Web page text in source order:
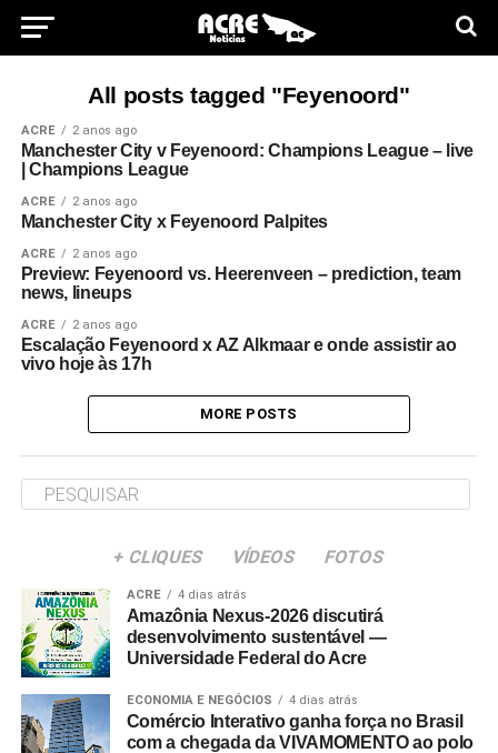
All posts tagged "Feyenoord"
ACRE 2 anos ago
Manchester City v Feyenoord: Champions League – live
| Champions League
ACRE 2 anos ago
Manchester City x Feyenoord Palpites
ACRE 2 anos ago
Preview: Feyenoord vs. Heerenveen – prediction, team
news, lineups
ACRE 2 anos ago
Escalação Feyenoord x AZ Alkmaar e onde assistir ao
vivo hoje às 17h
MORE POSTS
+ CLIQUES VÍDEOS FOTOS
ACRE 4 dias atrás
Amazônia Nexus-2026 discutirá
desenvolvimento sustentável —
Universidade Federal do Acre
ECONOMIA E NEGÓCIOS 4 dias atrás
Comércio Interativo ganha força no Brasil
com a chegada da VIVAMOMENTO ao polo